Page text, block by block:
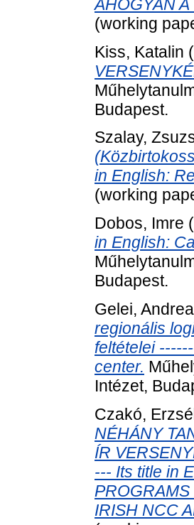
AHOGYAN
(working
Kiss, Katalin
Budapest.
Szalay,
in English:
(working
Dobos, Imre
in English:
Budapest.
Gelei, Andrea
regionális
feltételei
center.
Intézet,
Czakó,
NÉHÁNY
ÍR
--- Its title in
IRISH NCC